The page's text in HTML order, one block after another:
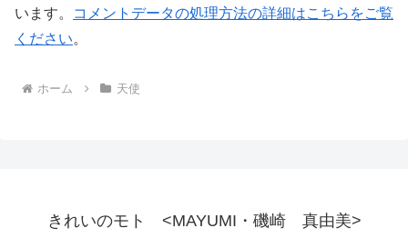
います。
コメントデータの処理方法の詳細はこちらをご覧
ください。
ホーム 天使
きれいのモト <MAYUMI・磯崎 真由美>